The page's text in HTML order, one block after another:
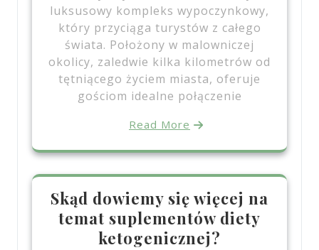
luksusowy kompleks wypoczynkowy,
który przyciąga turystów z całego
świata. Położony w malowniczej
okolicy, zaledwie kilka kilometrów od
tętniącego życiem miasta, oferuje
gościom idealne połączenie
Read More
Skąd dowiemy się więcej na
temat suplementów diety
ketogenicznej?